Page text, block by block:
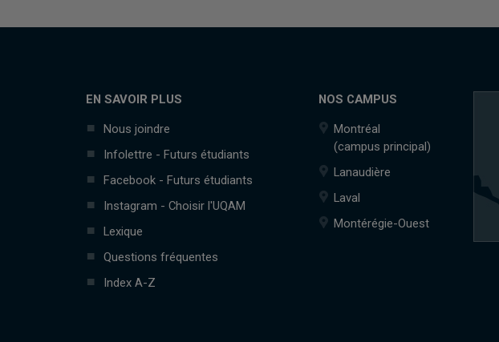
EN SAVOIR PLUS
Nous joindre
Infolettre - Futurs étudiants
Facebook - Futurs étudiants
Instagram - Choisir l'UQAM
Lexique
Questions fréquentes
Index A-Z
NOS CAMPUS
Montréal
(campus principal)
Lanaudière
Laval
Montérégie-Ouest